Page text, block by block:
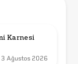
Karnesi
3 Ağustos 2026